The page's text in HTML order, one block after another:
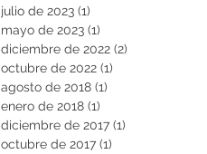
julio de 2023 (1)
mayo de 2023 (1)
diciembre de 2022 (2)
octubre de 2022 (1)
agosto de 2018 (1)
enero de 2018 (1)
diciembre de 2017 (1)
octubre de 2017 (1)